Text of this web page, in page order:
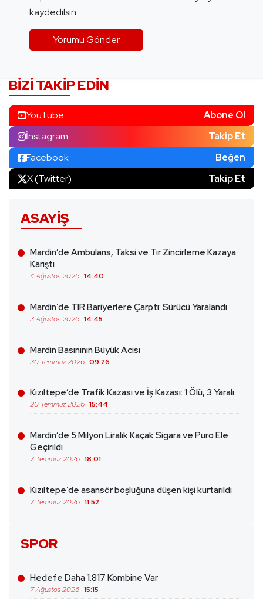
kaydedilsin.
BIZI TAKIP EDIN
YouTube
Abone Ol
İnstagram
Takip Et
Facebook
Beğen
X (Twitter)
Takip Et
ASAYIŞ
Mardin’de Ambulans, Taksi ve Tır Zincirleme Kazaya
Karıştı
4 Ağustos 2026 14:40
Mardin’de TIR Bariyerlere Çarptı: Sürücü Yaralandı
3 Ağustos 2026 14:45
Mardin Basınının Büyük Acısı
30 Temmuz 2026 09:26
Kızıltepe’de Trafik Kazası ve İş Kazası: 1 Ölü, 3 Yaralı
20 Temmuz 2026 15:44
Mardin’de 5 Milyon Liralık Kaçak Sigara ve Puro Ele
Geçirildi
7 Temmuz 2026 18:01
Kızıltepe’de asansör boşluğuna düşen kişi kurtarıldı
7 Temmuz 2026 11:52
SPOR
Hedefe Daha 1.817 Kombine Var
7 Ağustos 2026 15:15